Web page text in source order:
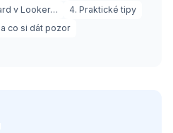
v Looker…
4. Praktické tipy
co si dát pozor